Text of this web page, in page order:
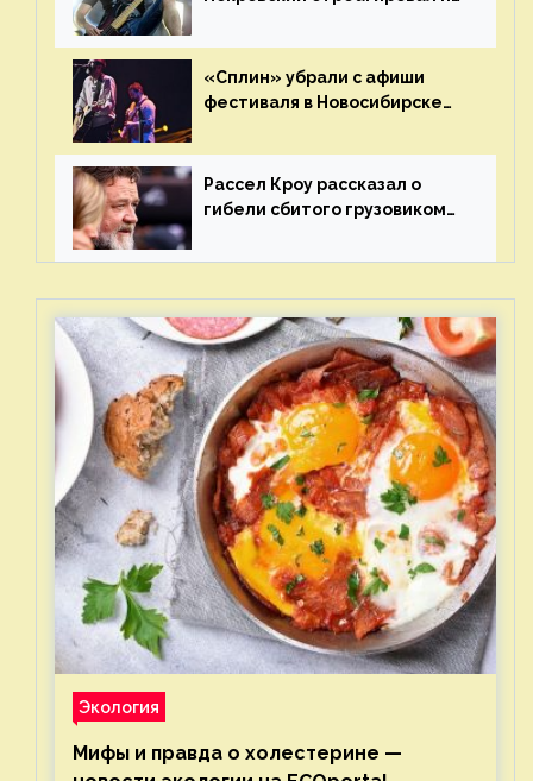
«Сплин» убрали с афиши
фестиваля в Новосибирске
отцов»
Рассел Кроу рассказал о
гибели сбитого грузовиком
Экология
Мифы и правда о холестерине —